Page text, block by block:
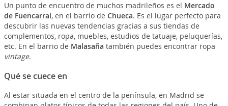
Un punto de encuentro de muchos madrileños es el Mercado
de Fuencarral, en el barrio de Chueca. Es el lugar perfecto para
descubrir las nuevas tendencias gracias a sus tiendas de
complementos, ropa, muebles, estudios de tatuaje, peluquerías,
etc. En el barrio de Malasaña también puedes encontrar ropa
vintage.
Qué se cuece en
Al estar situada en el centro de la península, en Madrid se